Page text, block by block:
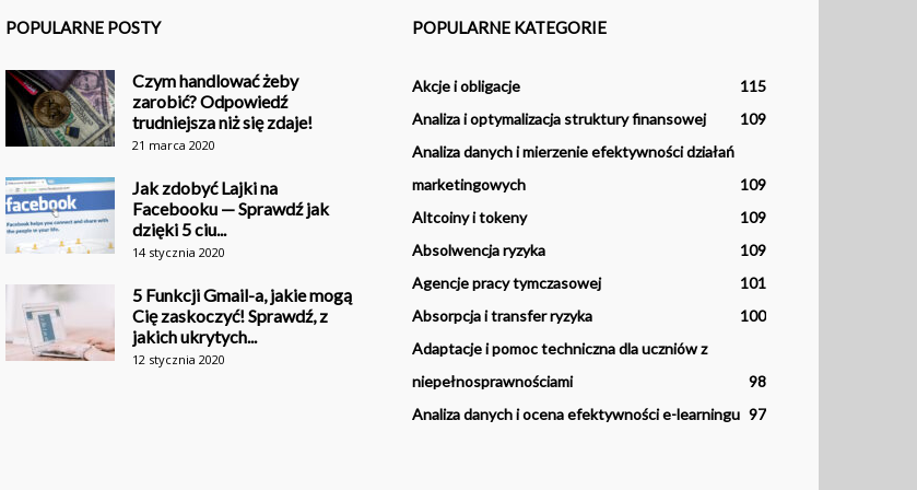
POPULARNE POSTY
Czym handlować żeby
zarobić? Odpowiedź
trudniejsza niż się zdaje!
21 marca 2020
Jak zdobyć Lajki na
Facebooku — Sprawdź jak
dzięki 5 ciu...
14 stycznia 2020
5 Funkcji Gmail-a, jakie mogą
Cię zaskoczyć! Sprawdź, z
jakich ukrytych...
12 stycznia 2020
POPULARNE KATEGORIE
Akcje i obligacje
115
Analiza i optymalizacja struktury finansowej
109
Analiza danych i mierzenie efektywności działań
marketingowych
109
Altcoiny i tokeny
109
Absolwencja ryzyka
109
Agencje pracy tymczasowej
101
Absorpcja i transfer ryzyka
100
Adaptacje i pomoc techniczna dla uczniów z
niepełnosprawnościami
98
Analiza danych i ocena efektywności e-learningu 97